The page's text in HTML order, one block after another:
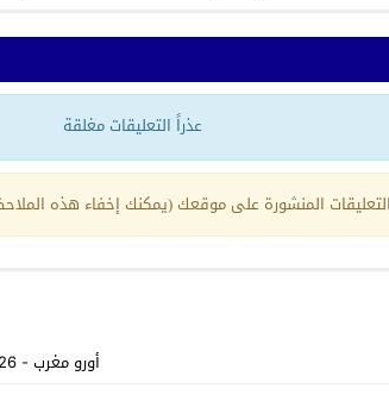
المجتمع
عذراً التعليقات مغلقة
المنشورة على موقعك (يمكنك إخفاء هذه
أورو مغرب - EuroMagreb ©